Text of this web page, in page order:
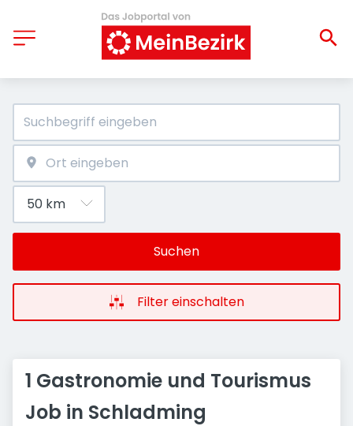
Suchen
Filter einschalten
1 Gastronomie und Tourismus
Job in Schladming